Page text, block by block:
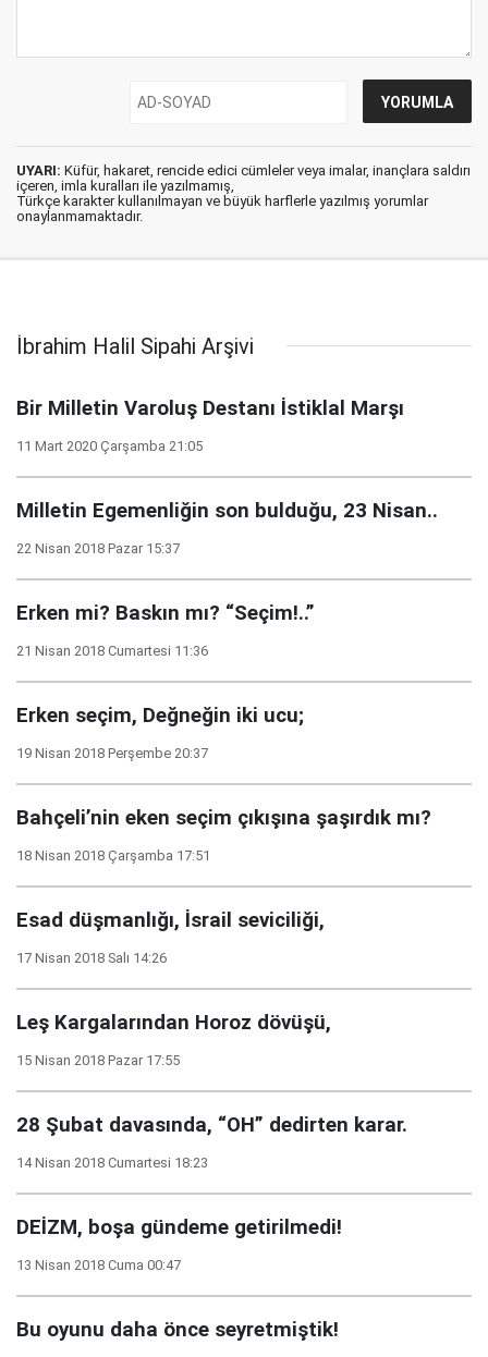
UYARI: Küfür, hakaret, rencide edici cümleler veya imalar, inançlara saldırı
içeren, imla kuralları ile yazılmamış,
Türkçe karakter kullanılmayan ve büyük harflerle yazılmış yorumlar
onaylanmamaktadır.
İbrahim Halil Sipahi Arşivi
Bir Milletin Varoluş Destanı İstiklal Marşı
11 Mart 2020 Çarşamba 21:05
Milletin Egemenliğin son bulduğu, 23 Nisan..
22 Nisan 2018 Pazar 15:37
Erken mi? Baskın mı? “Seçim!..”
21 Nisan 2018 Cumartesi 11:36
Erken seçim, Değneğin iki ucu;
19 Nisan 2018 Perşembe 20:37
Bahçeli’nin eken seçim çıkışına şaşırdık mı?
18 Nisan 2018 Çarşamba 17:51
Esad düşmanlığı, İsrail seviciliği,
17 Nisan 2018 Salı 14:26
Leş Kargalarından Horoz dövüşü,
15 Nisan 2018 Pazar 17:55
28 Şubat davasında, “OH” dedirten karar.
14 Nisan 2018 Cumartesi 18:23
DEİZM, boşa gündeme getirilmedi!
13 Nisan 2018 Cuma 00:47
Bu oyunu daha önce seyretmiştik!